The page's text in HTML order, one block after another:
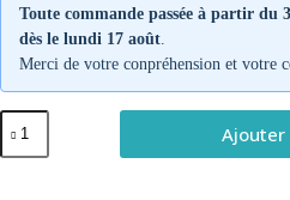
Toute commande passée à partir du
dès le lundi 17 août
Merci de votre conpréhension et votre
quantité
de
Collagène
Ajouter